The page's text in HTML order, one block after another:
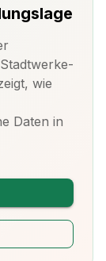
wie
Daten in